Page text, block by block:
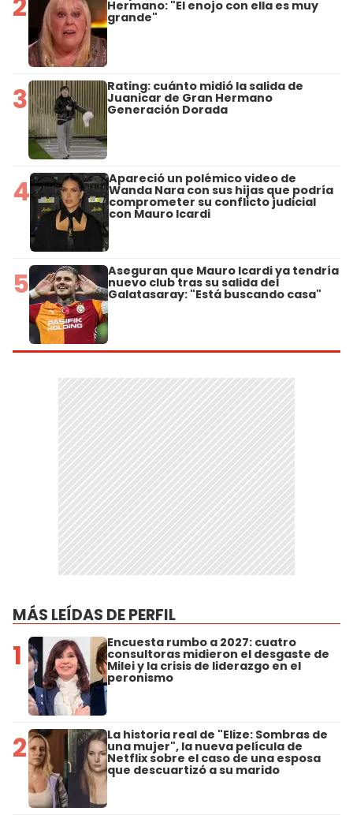
Hermano: "El enojo con ella es muy
grande"
3 Rating: cuánto midió la salida de
Juanicar de Gran Hermano
Generación Dorada
4 Apareció un polémico video de
Wanda Nara con sus hijas que podría
comprometer su conflicto judicial
con Mauro Icardi
5 Aseguran que Mauro Icardi ya tendría
nuevo club tras su salida del
Galatasaray: "Está buscando casa"
MÁS LEÍDAS DE PERFIL
1 Encuesta rumbo a 2027: cuatro
consultoras midieron el desgaste de
Milei y la crisis de liderazgo en el
peronismo
2 La historia real de "Elize: Sombras de
una mujer", la nueva película de
Netflix sobre el caso de una esposa
que descuartizó a su marido